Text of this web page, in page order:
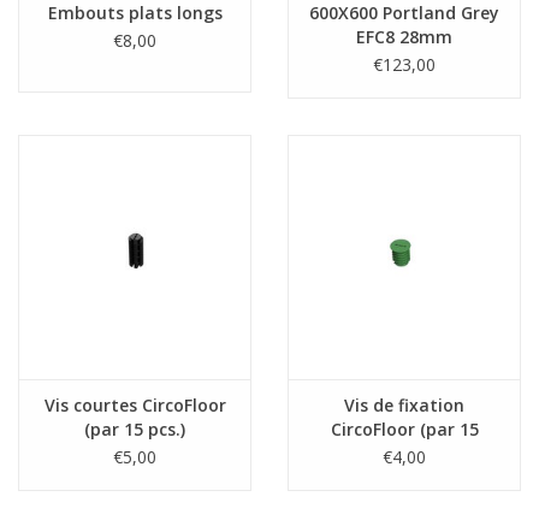
Embouts plats longs
€8,00
600X600 Portland Grey
EFC8 28mm
€123,00
Vis courtes CircoFloor
(par 15 pcs.)
€5,00
Vis de fixation
CircoFloor (par 15
pièces)
€4,00